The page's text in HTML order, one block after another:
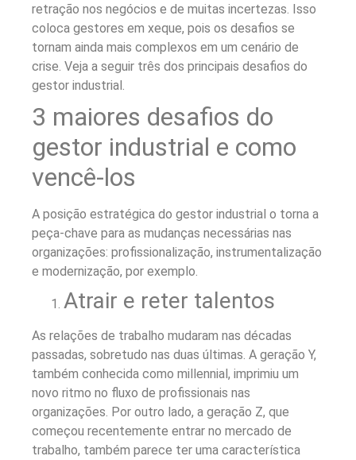
retração nos negócios e de muitas incertezas. Isso
coloca gestores em xeque, pois os desafios se
tornam ainda mais complexos em um cenário de
crise. Veja a seguir três dos principais desafios do
gestor industrial.
3 maiores desafios do
gestor industrial e como
vencê-los
A posição estratégica do gestor industrial o torna a
peça-chave para as mudanças necessárias nas
organizações: profissionalização, instrumentalização
e modernização, por exemplo.
Atrair e reter talentos
As relações de trabalho mudaram nas décadas
passadas, sobretudo nas duas últimas. A geração Y,
também conhecida como millennial, imprimiu um
novo ritmo no fluxo de profissionais nas
organizações. Por outro lado, a geração Z, que
começou recentemente entrar no mercado de
trabalho, também parece ter uma característica